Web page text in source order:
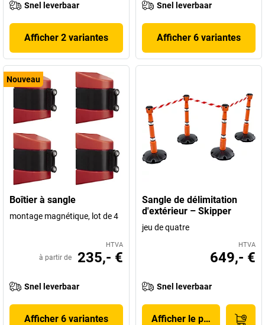
Snel leverbaar
Afficher 2 variantes
Snel leverbaar
Afficher 6 variantes
Nouveau
Boîtier à sangle
montage magnétique, lot de 4
HTVA
à partir de 235,- €
Snel leverbaar
Afficher 6 variantes
Sangle de délimitation
d'extérieur – Skipper
jeu de quatre
HTVA
649,- €
Snel leverbaar
Afficher le produit